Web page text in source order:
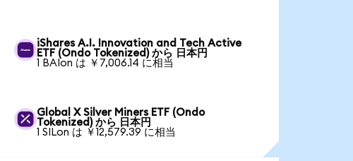
iShares A.I. Innovation and Tech Active
ETF (Ondo Tokenized) から 日本円
1 BAIon は ￥7,006.14 に相当
Global X Silver Miners ETF (Ondo
Tokenized) から 日本円
1 SILon は ￥12,579.39 に相当